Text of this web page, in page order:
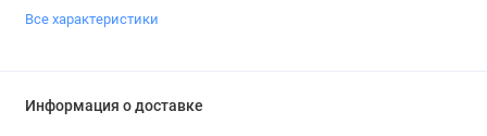
Все характеристики
Информация о доставке